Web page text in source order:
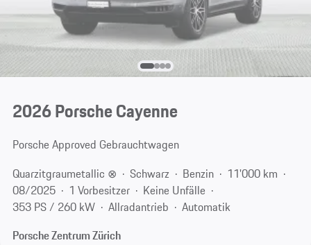
2026 Porsche Cayenne
Porsche Approved Gebrauchtwagen
Quarzitgraumetallic ⊗
Schwarz Benzin
11'000 km
08/2025
1 Vorbesitzer
Keine Unfälle
353 PS / 260 kW
Allradantrieb
Automatik
Porsche Zentrum Zürich